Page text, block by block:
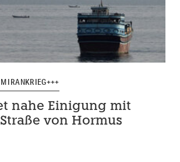
IRANKRIEG+++
nahe Einigung mit
von Hormus